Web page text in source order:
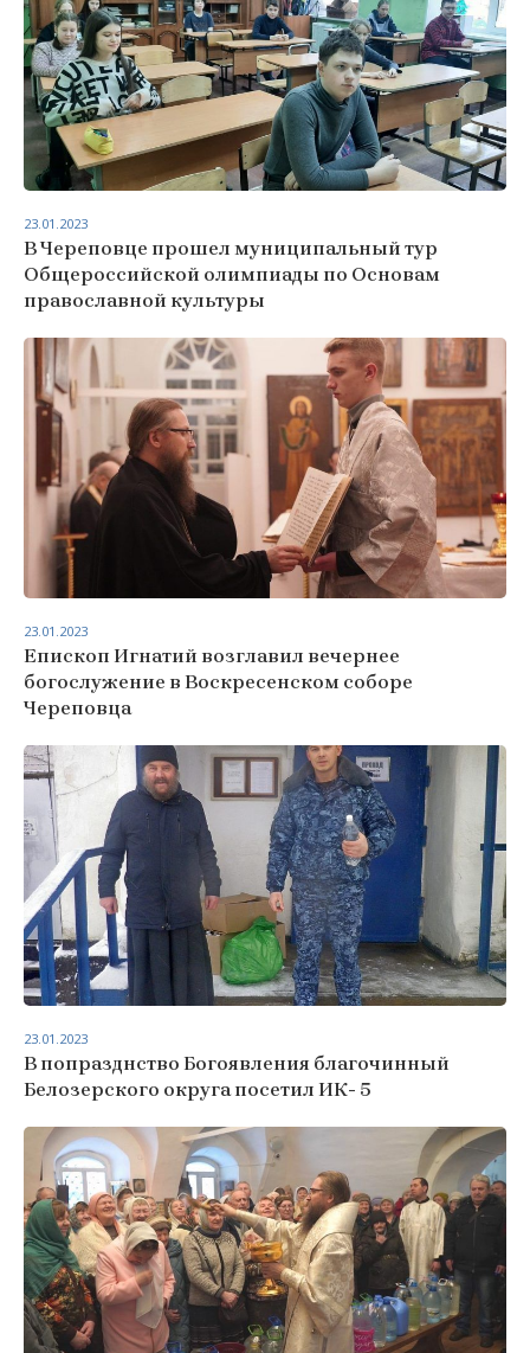
В Череповце прошел муниципальный тур
Общероссийской олимпиады по Основам
православной культуры
23.01.2023
Епископ Игнатий возглавил вечернее
богослужение в Воскресенском соборе
Череповца
23.01.2023
В попразднство Богоявления благочинный
Белозерского округа посетил ИК- 5
23.01.2023